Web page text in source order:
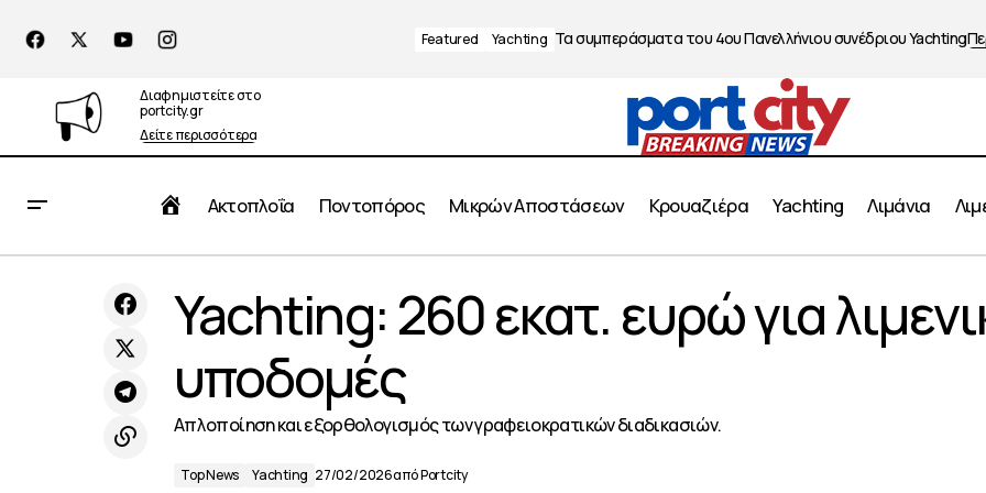
Featured Yachting Τα συμπεράσματα του 4ου Πανελλήνιου συνέδριου Yachting
Διαφημιστείτε στο
portcity.gr
Δείτε περισσότερα
Αρχική
Ακτοπλοΐα Ποντοπόρος Μικρών Αποστάσεων Κρουαζιέρα Yachting Λιμάνια
Energy Efficiency 2026
Yachting: 260 εκατ. ευρώ για λιμενικές
Yachting: 260 εκατ. ευρώ για
υποδομές
Απλοποίηση και εξορθολογισμός των γραφειοκρατικών διαδικασιών.
Top News Yachting 27/02/2026απόPortcity